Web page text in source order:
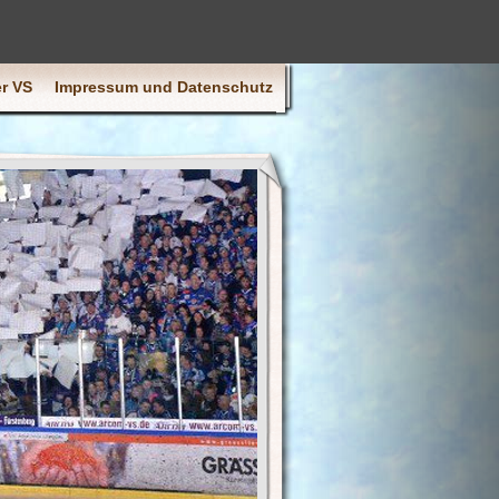
VS Impressum und Datenschutz